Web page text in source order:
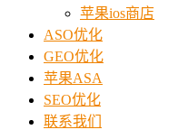
苹果ios商店
ASO优化
GEO优化
苹果ASA
SEO优化
联系我们